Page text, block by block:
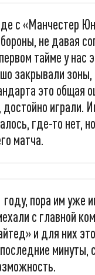
с «Манчестер
не давая
тайме у нас
закрывали зоны,
это общая
играли.
где-то нет,
матча.
пора им уже
с главной
и для них
минуты,